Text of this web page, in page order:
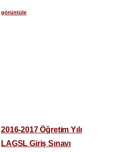
görüntüle
2016-2017 Öğretim Yılı
LAGSL Giriş Sınavı